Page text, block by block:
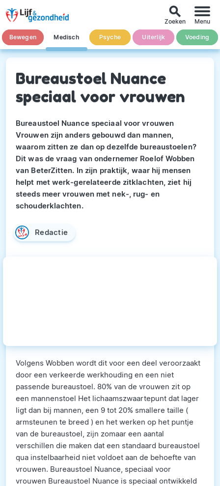
Bewegen Medisch Psyche Uiterlijk Voeding
search
Zoeken Menu
Bureaustoel Nuance
speciaal voor vrouwen
Bureaustoel Nuance speciaal voor vrouwen
Vrouwen zijn anders gebouwd dan mannen,
waarom zitten ze dan op dezelfde bureaustoelen?
Dit was de vraag van ondernemer Roelof Wobben
van BeterZitten. In zijn praktijk, waar hij mensen
helpt met werk-gerelateerde zitklachten, ziet hij
steeds meer vrouwen met nek-, rug- en
schouderklachten.
Redactie
Volgens Wobben wordt dit voor een deel veroorzaakt
door een verkeerde werkhouding en een niet
passende bureaustoel. 80% van de vrouwen zit op
een mannenstoel Het lichaamszwaartepunt dat lager
ligt dan bij mannen, een 9 tot 20% smallere taille (
armsteunen te breed ) en het werken op het puntje
van de bureaustoel, zijn zomaar een aantal
verschillen die maken dat een standaard bureaustoel
qua instelbaarheid niet voldoet aan de behoefte van
vrouwen. Bureaustoel Nuance, speciaal voor
vrouwen Bureaustoel Nuance is speciaal ontwikkeld